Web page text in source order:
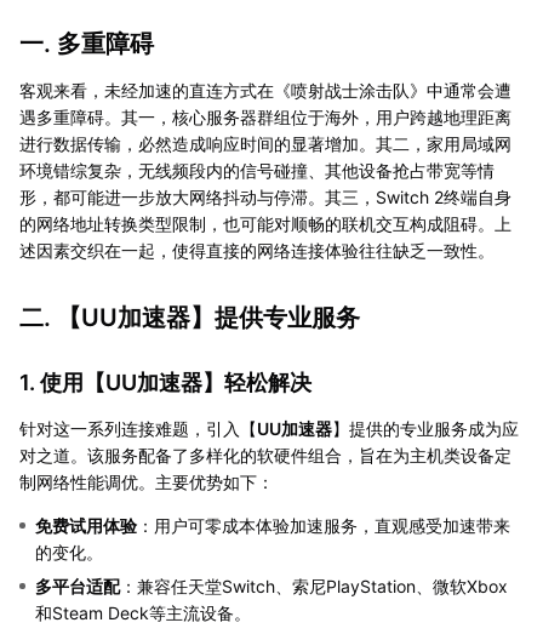
一. 多重障碍
客观来看，未经加速的直连方式在《喷射战士涂击队》中通常会遭
遇多重障碍。其一，核心服务器群组位于海外，用户跨越地理距离
进行数据传输，必然造成响应时间的显著增加。其二，家用局域网
环境错综复杂，无线频段内的信号碰撞、其他设备抢占带宽等情
形，都可能进一步放大网络抖动与停滞。其三，Switch 2终端自身
的网络地址转换类型限制，也可能对顺畅的联机交互构成阻碍。上
述因素交织在一起，使得直接的网络连接体验往往缺乏一致性。
二. 【UU加速器】提供专业服务
1. 使用【UU加速器】轻松解决
针对这一系列连接难题，引入【UU加速器】提供的专业服务成为应
对之道。该服务配备了多样化的软硬件组合，旨在为主机类设备定
制网络性能调优。主要优势如下：
免费试用体验 ：用户可零成本体验加速服务，直观感受加速带来
的变化。
多平台适配：兼容任天堂Switch、索尼PlayStation、微软Xbox
和Steam Deck等主流设备。